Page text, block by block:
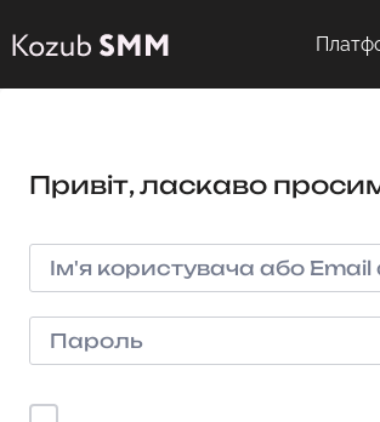
Привіт, ласкаво